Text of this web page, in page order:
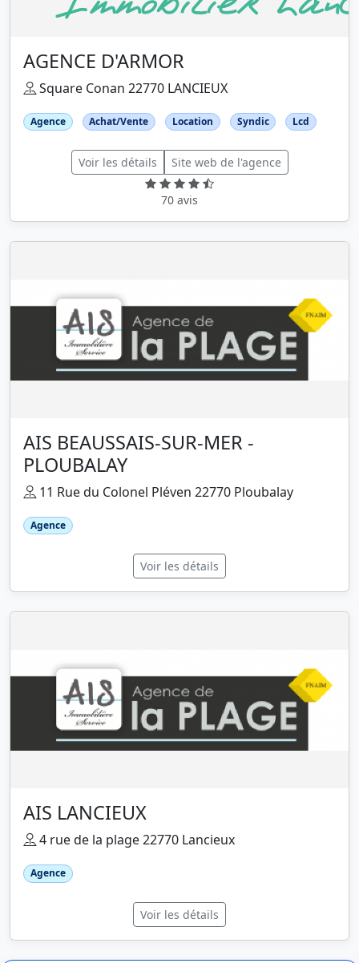
AGENCE D'ARMOR
Square Conan 22770 LANCIEUX
Agence Achat/Vente Location Syndic Lcd
Voir les détails Site web de l'agence
70 avis
AIS BEAUSSAIS-SUR-MER -
PLOUBALAY
11 Rue du Colonel Pléven 22770 Ploubalay
Agence
Voir les détails
AIS LANCIEUX
4 rue de la plage 22770 Lancieux
Agence
Voir les détails